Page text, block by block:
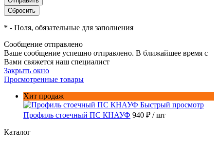
* - Поля, обязательные для заполнения
Сообщение отправлено
Ваше сообщение успешно отправлено. В ближайшее время с
Вами свяжется наш специалист
Закрыть окно
Просмотренные товары
Хит продаж
Быстрый просмотр
Профиль стоечный ПС КНАУФ 940 ₽ / шт
Каталог